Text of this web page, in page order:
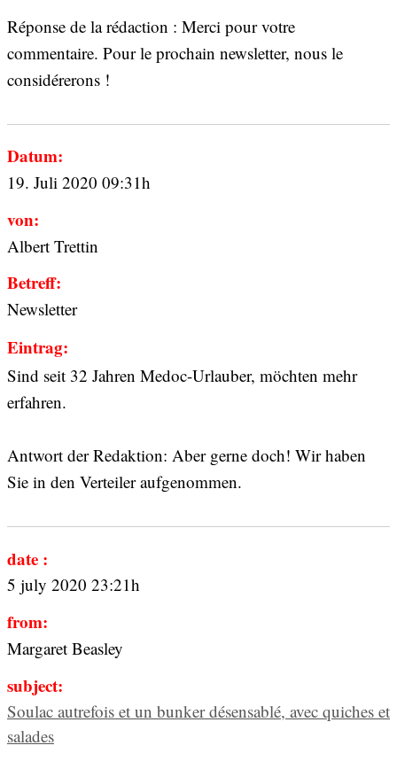
Réponse de la rédaction : Merci pour votre
commentaire. Pour le prochain newsletter, nous le
considérerons !
Datum:
19. Juli 2020 09:31h
von:
Albert Trettin
Betreff:
Newsletter
Eintrag:
Sind seit 32 Jahren Medoc-Urlauber, möchten mehr
erfahren.
Antwort der Redaktion: Aber gerne doch! Wir haben
Sie in den Verteiler aufgenommen.
date :
5 july 2020 23:21h
from:
Margaret Beasley
subject:
Soulac autrefois et un bunker désensablé, avec quiches et
salades